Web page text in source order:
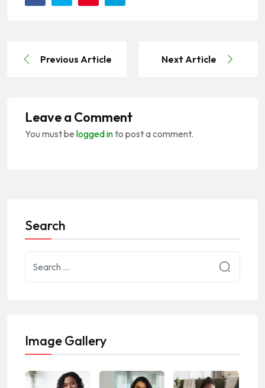
Previous Article Next Article
Leave a Comment
You must be logged into post a comment.
Search
Image Gallery